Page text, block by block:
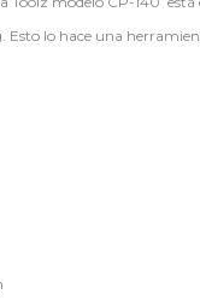
Esto lo hace una